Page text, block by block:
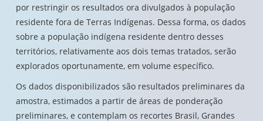
por restringir os resultados ora divulgados à população
residente fora de Terras Indígenas. Dessa forma, os dados
sobre a população indígena residente dentro desses
territórios, relativamente aos dois temas tratados, serão
explorados oportunamente, em volume específico.
Os dados disponibilizados são resultados preliminares da
amostra, estimados a partir de áreas de ponderação
preliminares, e contemplam os recortes Brasil, Grandes